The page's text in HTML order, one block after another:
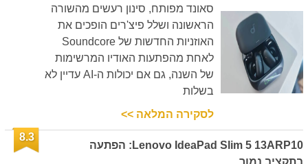
סאונד מפותח, סינון רעשים מהשורה
הראשונה ושלל פיצ'רים הופכים את
האוזניות החדשות של Soundcore
לאחת מהפתעות האודיו המרשימות
של השנה, גם אם יכולות ה-AI עדיין לא
בשלות
לסקירה המלאה >>
Lenovo IdeaPad Slim 5 13ARP10: הפתעה
בתקציב נמוך
8.3